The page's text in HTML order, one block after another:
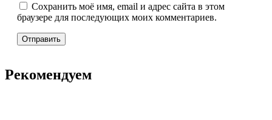
Сохранить моё имя, email и адрес сайта в этом
браузере для последующих моих комментариев.
Рекомендуем